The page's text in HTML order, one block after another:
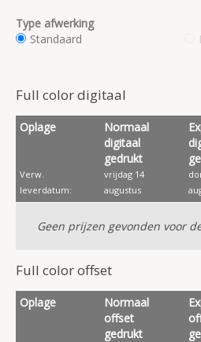
Type afwerking
Standaard
Full color digitaal
Oplage
Normaal
digitaal
gedrukt
Verw.
leverdatum:
vrijdag 14
augustus
Geen prijzen gevonden voor
Full color offset
Oplage
Normaal
offset
gedrukt